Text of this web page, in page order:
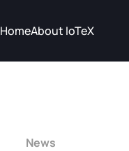
HomeAbout IoTeX
News